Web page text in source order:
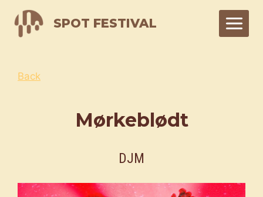
content
SPOT FESTIVAL
Back
Mørkeblødt
DJM